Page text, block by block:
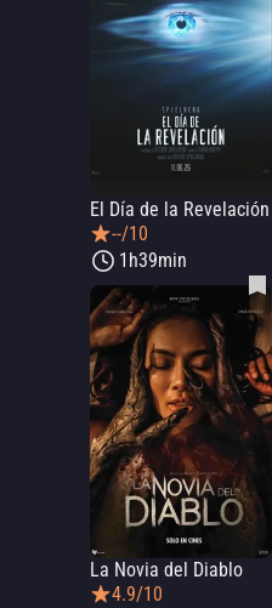
El Día de la Revelación
--/10
1h39min
La Novia del Diablo
4.9/10